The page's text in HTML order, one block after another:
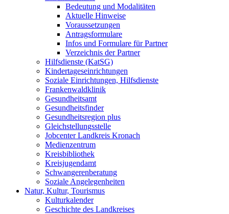
Bedeutung und Modalitäten
Aktuelle Hinweise
Voraussetzungen
Antragsformulare
Infos und Formulare für Partner
Verzeichnis der Partner
Hilfsdienste (KatSG)
Kindertageseinrichtungen
Soziale Einrichtungen, Hilfsdienste
Frankenwaldklinik
Gesundheitsamt
Gesundheitsfinder
Gesundheitsregion plus
Gleichstellungsstelle
Jobcenter Landkreis Kronach
Medienzentrum
Kreisbibliothek
Kreisjugendamt
Schwangerenberatung
Soziale Angelegenheiten
Natur, Kultur, Tourismus
Kulturkalender
Geschichte des Landkreises